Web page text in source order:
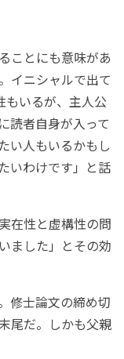
ことにも意味があ
イニシャルで出て
もいるが、主人公
読者自身が入って
い人もいるかもし
いわけです」と話
在性と虚構性の問
ました」とその効
修士論文の締め切
尾だ。しかも父親